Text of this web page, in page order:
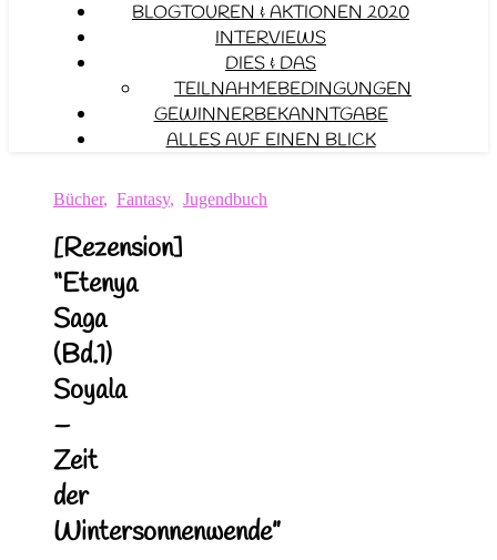
BLOGTOUREN & AKTIONEN 2020
INTERVIEWS
DIES & DAS
TEILNAHMEBEDINGUNGEN
GEWINNERBEKANNTGABE
ALLES AUF EINEN BLICK
Bücher, Fantasy, Jugendbuch
[Rezension]
“Etenya
Saga
(Bd.1)
Soyala
–
Zeit
der
Wintersonnenwende”